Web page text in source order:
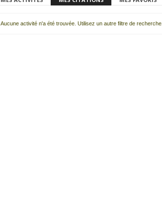
Aucune activité n'a été trouvée. Utilisez un autre filtre de recherche.